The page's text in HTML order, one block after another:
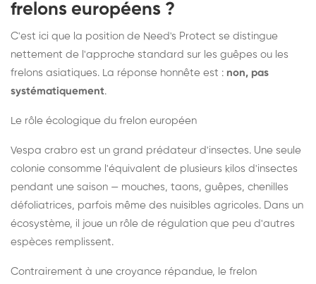
frelons européens ?
C'est ici que la position de Need's Protect se distingue
nettement de l'approche standard sur les guêpes ou les
frelons asiatiques. La réponse honnête est : non, pas
systématiquement.
Le rôle écologique du frelon européen
Vespa crabro est un grand prédateur d'insectes. Une seule
colonie consomme l'équivalent de plusieurs kilos d'insectes
pendant une saison — mouches, taons, guêpes, chenilles
défoliatrices, parfois même des nuisibles agricoles. Dans un
écosystème, il joue un rôle de régulation que peu d'autres
espèces remplissent.
Contrairement à une croyance répandue, le frelon